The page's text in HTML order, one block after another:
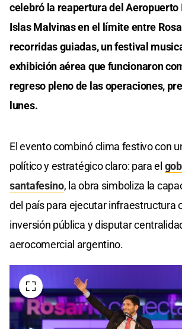
celebró la reapertura del Aeropuerto
Islas Malvinas en el límite entre
recorridas guiadas, un festival
exhibición aérea que funcionaron
regreso pleno de las operaciones,
lunes.
El evento combinó clima festivo con
político y estratégico claro: para el
santafesino, la obra simboliza la
del país para ejecutar infraestructura
inversión pública y disputar
aerocomercial argentino.